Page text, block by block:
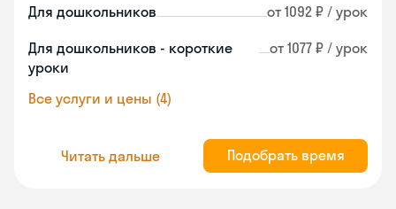
Для дошкольников от 1092 ₽ / урок
Для дошкольников - короткие
уроки
от 1077 ₽ / урок
Все услуги и цены (4)
Читать дальше Подобрать время